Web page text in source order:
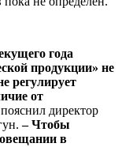
года
продукции» не
регулирует
от
пояснил директор
– Чтобы
в